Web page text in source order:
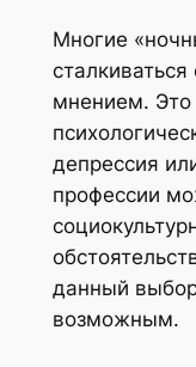
Многие
мнением.
депрессия
профессии
данный
возможным.